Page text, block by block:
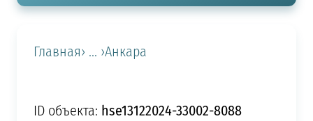
Главная› ... ›Анкара
ID объекта: hse13122024-33002-8088